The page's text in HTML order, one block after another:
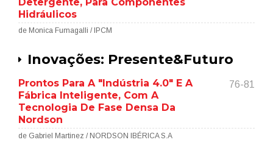
Detergente, Para Componentes
Hidráulicos
de Monica Fumagalli / IPCM
Inovações: Presente&Futuro
Prontos Para A "Indústria 4.0" E A
Fábrica Inteligente, Com A
Tecnologia De Fase Densa Da
Nordson
76-81
de Gabriel Martinez / NORDSON IBÉRICA S.A